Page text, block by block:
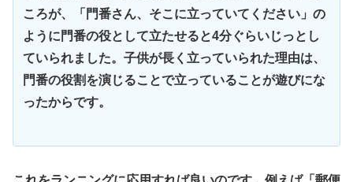
ころが、「門番さん、そこに立っていてください」の
ように門番の役として立たせると4分ぐらいじっとし
ていられました。子供が長く立っていられた理由は、
門番の役割を演じることで立っていることが遊びにな
ったからです。